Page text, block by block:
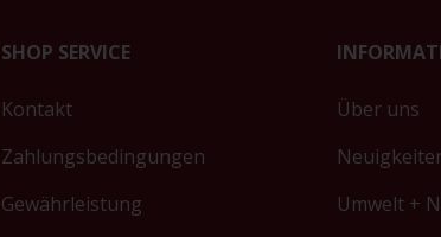
SHOP SERVICE
Kontakt
Zahlungsbedingungen
Gewährleistung
Über uns
Umwelt +